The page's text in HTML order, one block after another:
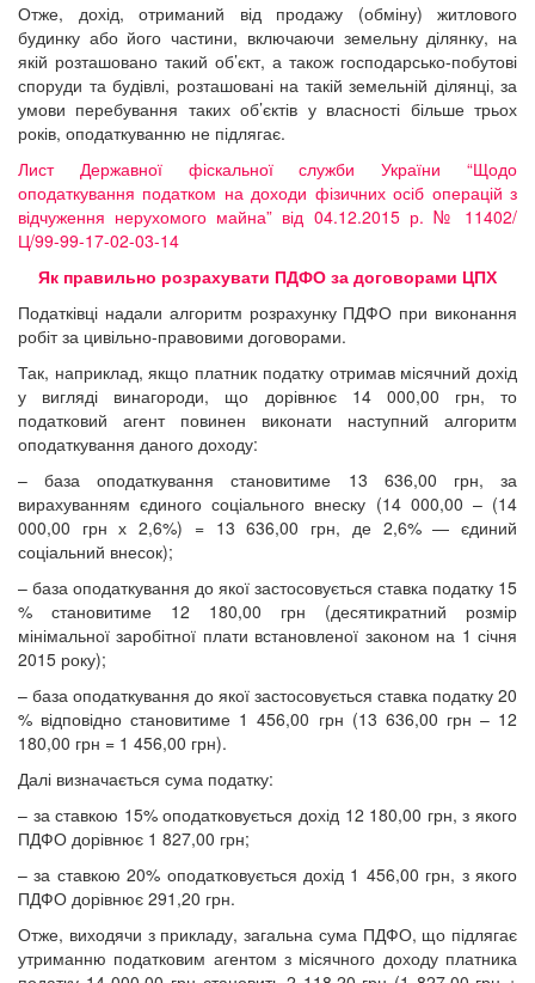
Отже, дохід, отриманий від продажу (обміну) житлового
будинку або його частини, включаючи земельну ділянку, на
якій розташовано такий об’єкт, а також господарсько-побутові
споруди та будівлі, розташовані на такій земельній ділянці, за
умови перебування таких об’єктів у власності більше трьох
років, оподаткуванню не підлягає.
Лист Державної фіскальної служби України “Щодо
оподаткування податком на доходи фізичних осіб операцій з
відчуження нерухомого майна” від 04.12.2015 р. № 11402/
Ц/99-99-17-02-03-14
Як правильно розрахувати ПДФО за договорами ЦПХ
Податківці надали алгоритм розрахунку ПДФО при виконання
робіт за цивільно-правовими договорами.
Так, наприклад, якщо платник податку отримав місячний дохід
у вигляді винагороди, що дорівнює 14 000,00 грн, то
податковий агент повинен виконати наступний алгоритм
оподаткування даного доходу:
– база оподаткування становитиме 13 636,00 грн, за
вирахуванням єдиного соціального внеску (14 000,00 – (14
000,00 грн х 2,6%) = 13 636,00 грн, де 2,6% — єдиний
соціальний внесок);
– база оподаткування до якої застосовується ставка податку 15
% становитиме 12 180,00 грн (десятикратний розмір
мінімальної заробітної плати встановленої законом на 1 січня
2015 року);
– база оподаткування до якої застосовується ставка податку 20
% відповідно становитиме 1 456,00 грн (13 636,00 грн – 12
180,00 грн = 1 456,00 грн).
Далі визначається сума податку:
– за ставкою 15% оподатковується дохід 12 180,00 грн, з якого
ПДФО дорівнює 1 827,00 грн;
– за ставкою 20% оподатковується дохід 1 456,00 грн, з якого
ПДФО дорівнює 291,20 грн.
Отже, виходячи з прикладу, загальна сума ПДФО, що підлягає
утриманню податковим агентом з місячного доходу платника